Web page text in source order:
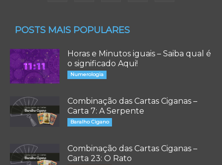
POSTS MAIS POPULARES
Horas e Minutos iguais – Saiba qual é
o significado Aqui!
Numerologia
Combinação das Cartas Ciganas –
Carta 7: A Serpente
Baralho Cigano
Combinação das Cartas Ciganas –
Carta 23: O Rato